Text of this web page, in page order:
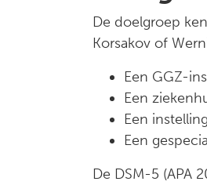
De doelgroep
Korsakov of
Een GGZ-
Een
Een
Een
De DSM-5 (APA